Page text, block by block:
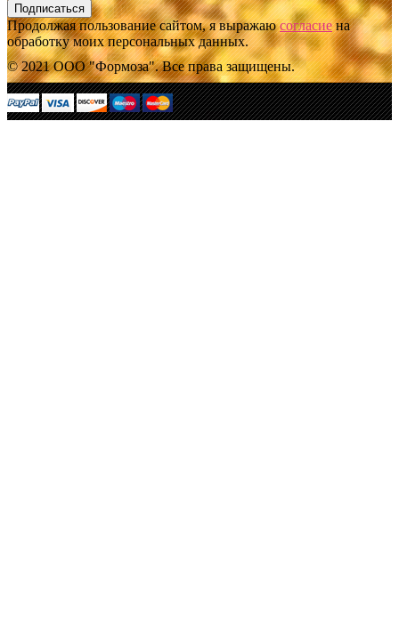
Подписаться
Продолжая пользование сайтом, я выражаюсогласиена
обработку моих персональных данных.
© 2021 ООО "Формоза". Все права защищены.